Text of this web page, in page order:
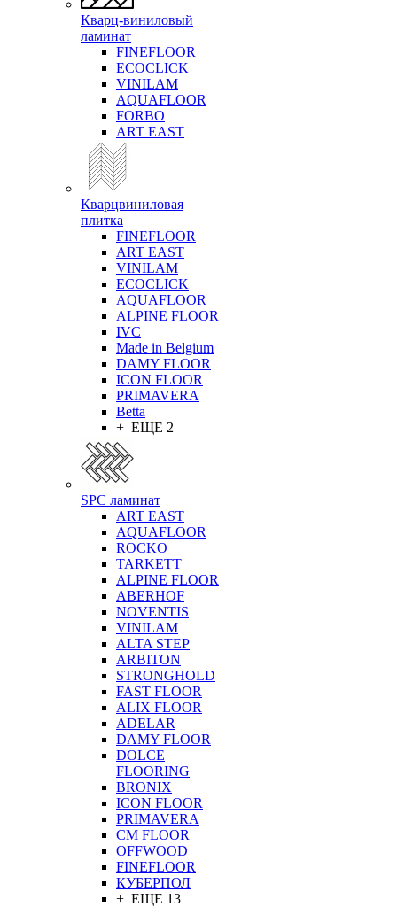
Кварц-виниловый
ламинат
FINEFLOOR
ECOCLICK
VINILAM
AQUAFLOOR
FORBO
ART EAST
Кварцвиниловая
плитка
FINEFLOOR
ART EAST
VINILAM
ECOCLICK
AQUAFLOOR
ALPINE FLOOR
IVC
Made in Belgium
DAMY FLOOR
ICON FLOOR
PRIMAVERA
Betta
+ ЕЩЕ 2
SPC ламинат
ART EAST
AQUAFLOOR
ROCKO
TARKETT
ALPINE FLOOR
ABERHOF
NOVENTIS
VINILAM
ALTA STEP
ARBITON
STRONGHOLD
FAST FLOOR
ALIX FLOOR
ADELAR
DAMY FLOOR
DOLCE
FLOORING
BRONIX
ICON FLOOR
PRIMAVERA
CM FLOOR
OFFWOOD
FINEFLOOR
КУБЕРПОЛ
+ ЕЩЕ 13